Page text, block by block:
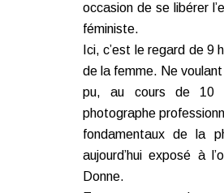
occasion de se libérer
féministe.
Ici, c’est le regard de 9
de la femme. Ne
pu, au cours de 10
photographe
fondamentaux de la
aujourd’hui exposé à
Donne.